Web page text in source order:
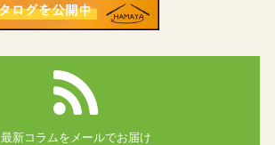
最新コラムを メールでお届け